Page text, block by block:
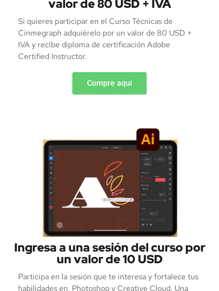
valor de 80 USD + IVA
Si quieres participar en el Curso Técnicas de
Cinmegraph adquiérelo por un valor de 80 USD +
IVA y recibe diploma de certificación Adobe
Certified Instructor.
Compre aquí
Ingresa a una sesión del curso por
un valor de 10 USD
Participa en la sesión que te interesa y fortalece tus
habilidades en, Photoshop y Creative Cloud. Una